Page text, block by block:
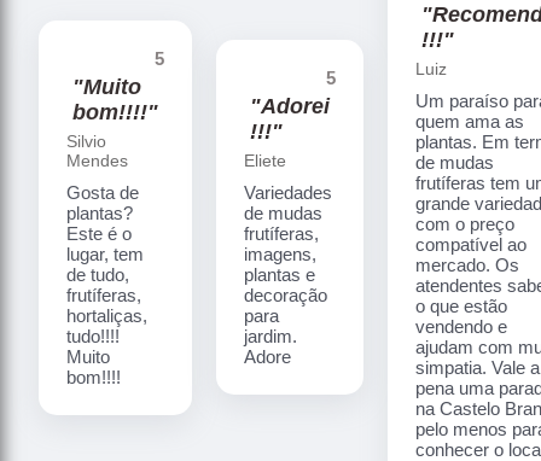
5
"Muito
bom!!!!"
Silvio
Mendes
Gosta de
plantas?
Este é o
lugar, tem
de tudo,
frutíferas,
hortaliças,
tudo!!!!
Muito
bom!!!!
5
"Adorei
!!!"
Eliete
Variedades
de mudas
frutíferas,
imagens,
plantas e
decoração
para
jardim.
Adore
!!!"
Luiz
Um paraíso
quem ama as
plantas. Em
de mudas
frutíferas tem
grande
com o preço
compatível ao
mercado. Os
atendentes
o que estão
vendendo e
ajudam com
simpatia. Vale a
pena uma
na Castelo
pelo menos
conhecer o